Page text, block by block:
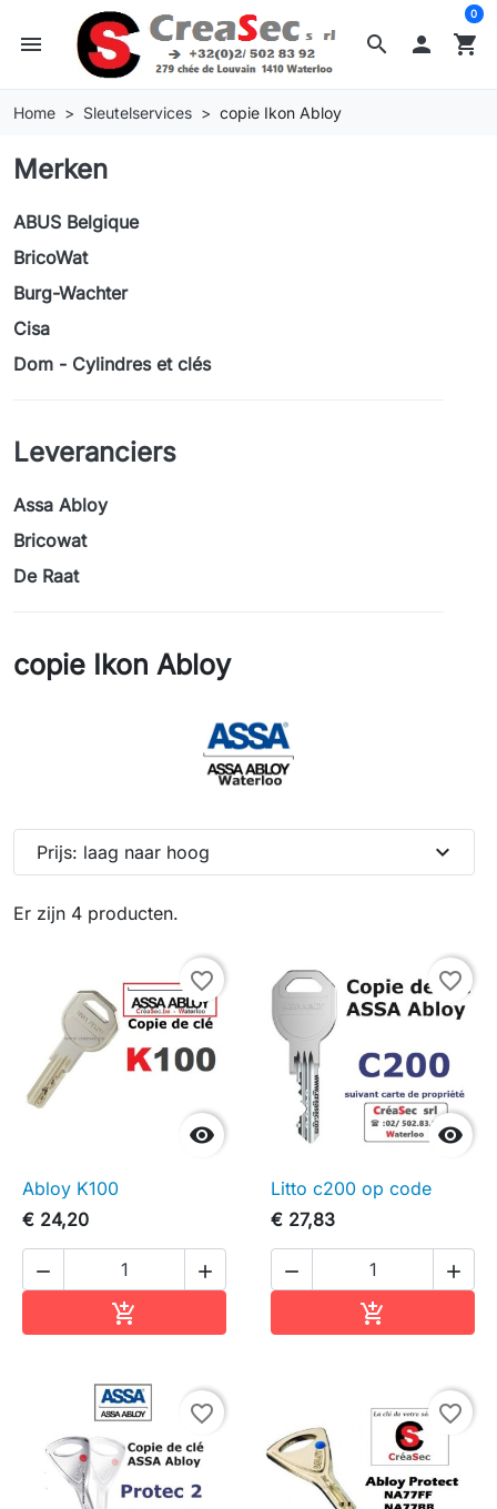
search
menu  shopping_cart
0
Home Sleutelservices copie Ikon Abloy
Merken
ABUS Belgique
BricoWat
Burg-Wachter
Cisa
Dom - Cylindres et clés
Leveranciers
Assa Abloy
Bricowat
De Raat
copie Ikon Abloy
Er zijn 4 producten.
Prijs: laag naar hoog expand_more

favorite_border
Abloy K100
€ 24,20
 


favorite_border
Litto c200 op code
€ 27,83
 

favorite_border favorite_border